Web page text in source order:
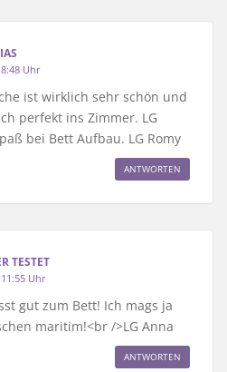
Uhr
ist wirklich sehr schön und
perfekt ins Zimmer. LG
bei Bett Aufbau. LG Romy
ANTWORTEN
TESTET
Uhr
gut zum Bett! Ich mags ja
maritim!<br />LG Anna
ANTWORTEN